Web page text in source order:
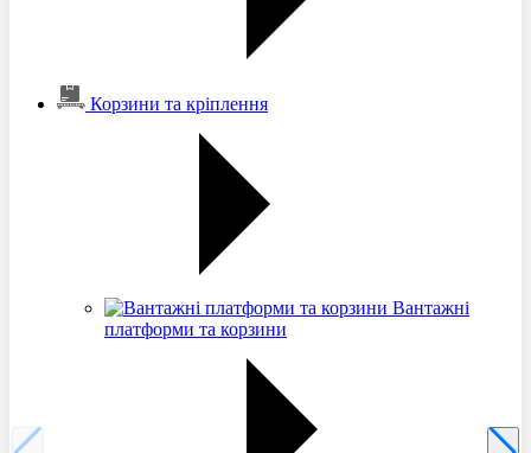
Корзини та кріплення
Вантажні
платформи та корзини